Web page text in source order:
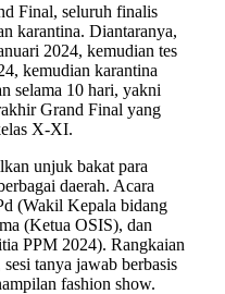
Final, seluruh finalis
karantina. Diantaranya,
2024, kemudian tes
kemudian karantina
selama 10 hari, yakni
Grand Final yang
X-XI.
unjuk bakat para
daerah. Acara
(Wakil Kepala bidang
(Ketua OSIS), dan
PPM 2024). Rangkaian
tanya jawab berbasis
fashion show.